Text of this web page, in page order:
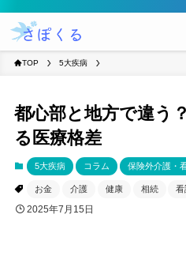
TOP 5大疾病
都心部と地方で違う
る医療格差
5大疾病 コラム 保険外介護・
お金 介護 健康 相続 看
2025年7月15日